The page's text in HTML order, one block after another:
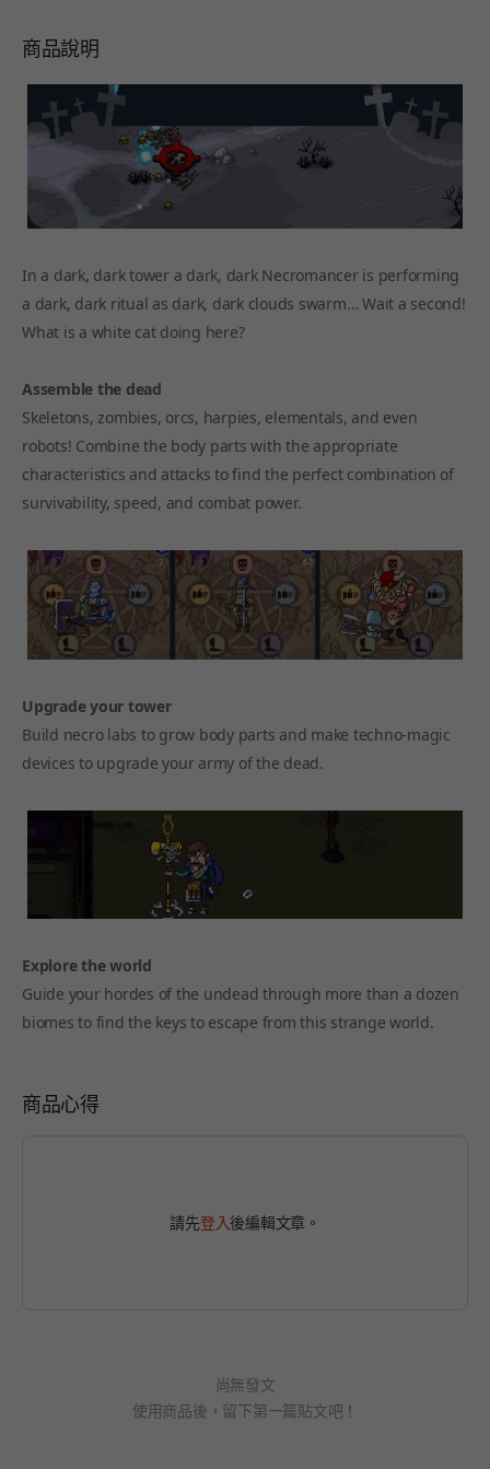
商品說明
In a dark, dark tower a dark, dark Necromancer is performing
a dark, dark ritual as dark, dark clouds swarm… Wait a second!
What is a white cat doing here?
Assemble the dead
Skeletons, zombies, orcs, harpies, elementals, and even
robots! Combine the body parts with the appropriate
characteristics and attacks to find the perfect combination of
survivability, speed, and combat power.
Upgrade your tower
Build necro labs to grow body parts and make techno-magic
devices to upgrade your army of the dead.
Explore the world
Guide your hordes of the undead through more than a dozen
biomes to find the keys to escape from this strange world.
商品心得
請先登入後編輯文章。
尚無發文
使用商品後，留下第一篇貼文吧！